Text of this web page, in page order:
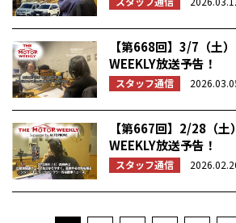
【第668回】3/7（土
WEEKLY放送予告！
スタッフ通信
【第667回】2/28（土
WEEKLY放送予告！
スタッフ通信